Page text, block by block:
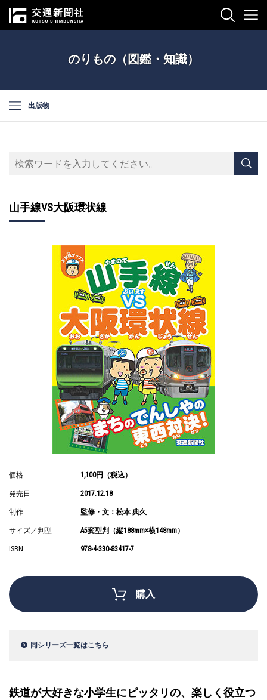
のりもの（図鑑・知識）
出版物
山手線VS大阪環状線
価格 1,100円（税込）
発売日 2017.12.18
制作 監修・文：松本 典久
サイズ／判型 A5変型判（縦188mm×横148mm）
ISBN 978-4-330-83417-7
購入
同シリーズ一覧はこちら
鉄道が大好きな小学生にピッタリの、楽しく役立つ